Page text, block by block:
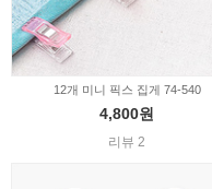
12개 미니 픽스 집게 74-540
4,800원
리뷰 2